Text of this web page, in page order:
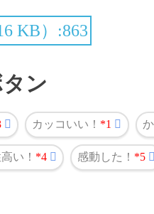
KB）:863
ン
カッコいい！ 1
い！ 4 感動した！ 5